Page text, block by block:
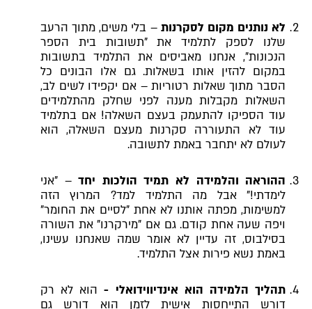
לא נותנים מקום לסקרנות – בלי משים, מתוך הרעב
שלנו לספק לתלמיד את "תשובות בית הספר
הנכונות", אנחנו מאביסים את התלמיד בתשובות
במקום להזין אותו בשאלות. גם אלו הבונים כל
הסבר מתוך שאלות רטוריות – אם יקפידו לשים לב,
השאלות מקבלות מענה לפני שחלק מהתלמידים
עוד הספיקו להתעמק בעצם השאלה! אם בתלמיד
עוד לא התעוררה סקרנות מעצם השאלה, הוא
לעולם לא יתחבר באמת לתשובה.
ההוראה והלמידה לא תמיד הולכות יחד– "אני
לימדתי!" אבל מה התלמיד למד? המרוץ הזה
למשימות, מפתה אותנו לא אחת "לסיים את החומר"
ויפה שעה אחת קודם. גם אם "מירקרנו" את השורה
בסילבוס, זה עדיין לא אומר שמה שאנחנו עשינו,
באמת נשא פירות אצל התלמיד.
תהליך הלמידה הוא אינדיווידואלי -הוא לא רק
דורש התייחסות אישית לזמן הוא דורש גם